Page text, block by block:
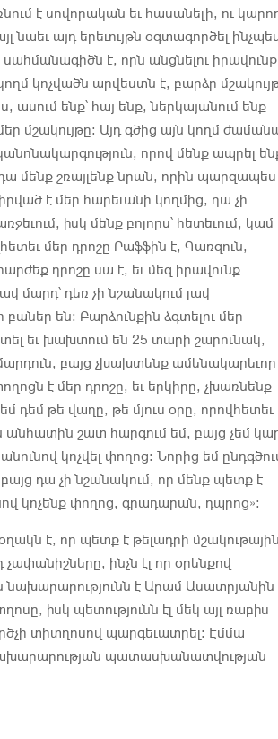
է սովորական եւ հասանելի, ու
նաեւ այդ երեւույթն օգտագործել
է, որն անցնելու իրավունք
կոչվածն արվեստն է, բարձր
ասում ենք՝ հայ ենք, ներկայանում ենք
մշակույթը։ Այդ գծից այն կողմ
որով մենք ապրել
մենք շռայլենք նրան, որին պարզապես
է մեր հարեւանի կողմից, դա չի
իսկ մենք բոլորս՝ հետեւում, կամ
մեր դրոշը Րաֆֆին է, Գառզուն,
դրոշը սա է, եւ մեզ իրավունք
մարդ՝ դեռ չի նշանակում լավ
են։ Բարձունքին ձգտելու մեր
եւ խախտում են 25 տարի շարունակ,
բայց չխախտենք ամենակարեւոր
է մեր դրոշը, եւ երկիրը, չխառնենք
դեմ թե վաղը, թե մյուս օրը, որովհետեւ
շատ հարգում եմ, բայց չեմ
կոչվել փողոց։ Նորից եմ
դա չի նշանակում, որ մենք պետք է
կոչենք փողոց, գրադարան, դպրոց»։
է, որ պետք է թելադրի մշակութային
ինչն էլ որ օրենքով
նախարարությունն է Արամ Ասատրյանին
իսկ պետությունն էլ մեկ այլ ռաբիս
տիտղոսով պարգեւատրել։ Էմմա
պատասխանատվության